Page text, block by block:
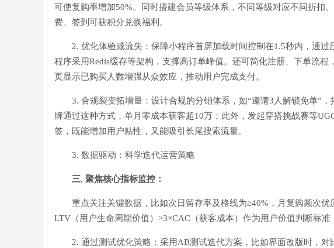
可使复购率增加50%。同时搭建会员等级体系，不同等级对应不同折扣
费、签到可获积分兑换福利。
2. 优化体验减流失：保障小程序首屏加载时间控制在1.5秒内，通
程序采用Redis缓存等架构，支撑高订单峰值。还可简化注册、下单流
页显示已购买人数增强从众效应，推动用户完成支付。
3. 合规裂变拓增量：设计合规的分销体系，如“邀请3人解锁免单”
牌通过这种方式，单月零成本获客超10万；此外，发起穿搭挑战赛等
签，既能增加用户粘性，又能吸引长尾搜索流量。
3. 数据驱动：科学迭代运营策略
三. 聚焦核心指标监控：
重点关注关键数据，比如次日留存率及格线为≥40%，月复购频次
LTV（用户生命周期价值）>3×CAC（获客成本）作为用户价值判断标准
2. 通过测试优化策略：采用AB测试迭代方案，比如界面改版时，